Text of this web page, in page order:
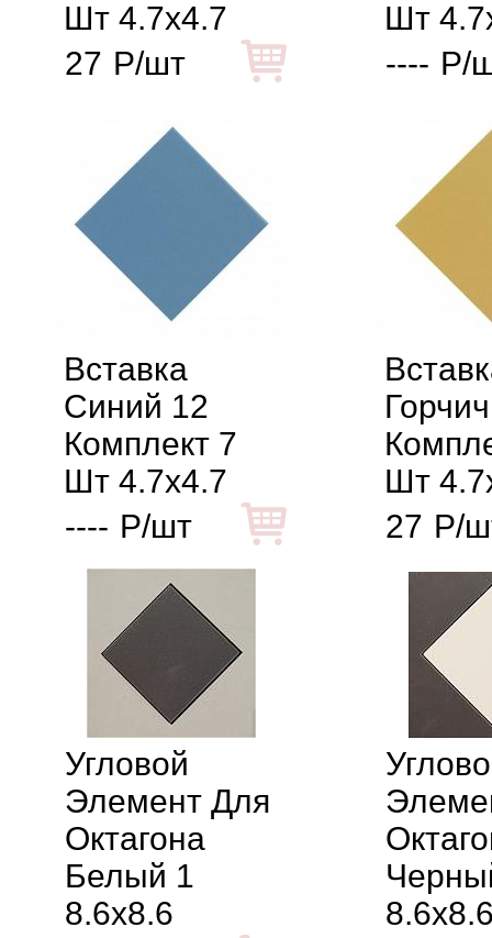
Шт 4.7x4.7
27 Р/шт
Шт
---- Р/
Вставка
Синий 12
Комплект 7
Шт 4.7x4.7
---- Р/шт
Шт
27 Р/
Угловой
Элемент Для
Октагона
Белый 1
8.6x8.6